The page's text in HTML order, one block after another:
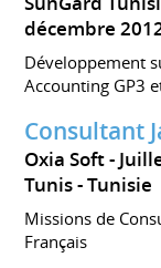
décembre
Développement
Accounting GP3
Consultant
Oxia Soft
Tunis
Tunisie
Missions de
Français